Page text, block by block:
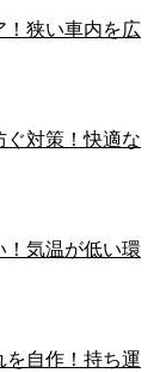
！狭い車内を広
ぐ対策！快適な
！気温が低い環
を自作！持ち運